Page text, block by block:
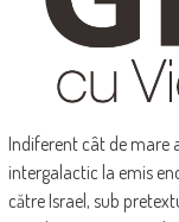
Indiferent cât de mare
intergalactic la emis
către Israel, sub